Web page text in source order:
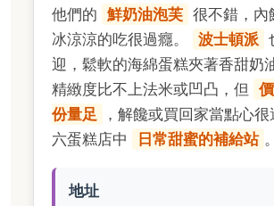
他們的 鮮奶油泡芙 很不錯，內
冰涼涼的吃很過癮。
波士頓派
迎，鬆軟的海綿蛋糕夾著香甜奶
精緻度比不上法米或凹凸，但
份量足
，解饞或買回家當點心
六蛋糕店中
日常甜蜜的補給站 。
地址